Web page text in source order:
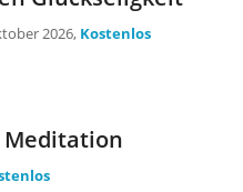
2026, Kostenlos